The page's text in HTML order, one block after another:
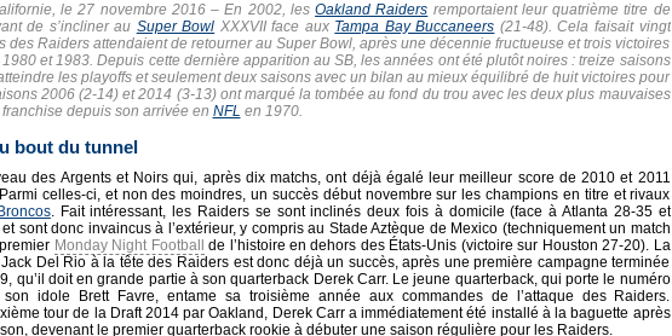
le 27 novembre 2016– En 2002, lesOakland Raiders remportaient leur quatrième titre de
de s’incliner au Super Bowl XXXVII face aux Tampa Bay Buccaneers (21-48). Cela faisait vingt
des Raiders attendaient de retourner au Super Bowl, après une décennie fructueuse et trois victoires
et 1983. Depuis cette dernière apparition au SB, les années ont été plutôt noires : treize saisons
les playoffs et seulement deux saisons avec un bilan au mieux équilibré de huit victoires pour
2006 (2-14) et 2014 (3-13) ont marqué la tombée au fond du trou avec les deux plus mauvaises
depuis son arrivée en NFL en 1970.
bout du tunnel
des Argents et Noirs qui, après dix matchs, ont déjà égalé leur meilleur score de 2010 et 2011
celles-ci, et non des moindres, un succès début novembre sur les champions en titre et rivaux
. Fait intéressant, les Raiders se sont inclinés deux fois à domicile (face à Atlanta 28-35 et
sont donc invaincus à l’extérieur, y compris au Stade Aztèque de Mexico (techniquement un match
Monday Night Football
de l’histoire en dehors des États-Unis (victoire sur Houston 27-20). La
Del Rio à la tête des Raiders est donc déjà un succès, après une première campagne terminée
qu’il doit en grande partie à son quarterback Derek Carr. Le jeune quarterback, qui porte le numéro
idole Brett Favre, entame sa troisième année aux commandes de l’attaque des Raiders.
tour de la Draft 2014 par Oakland, Derek Carr a immédiatement été installé à la baguette après
devenant le premier quarterback rookie à débuter une saison régulière pour les Raiders.